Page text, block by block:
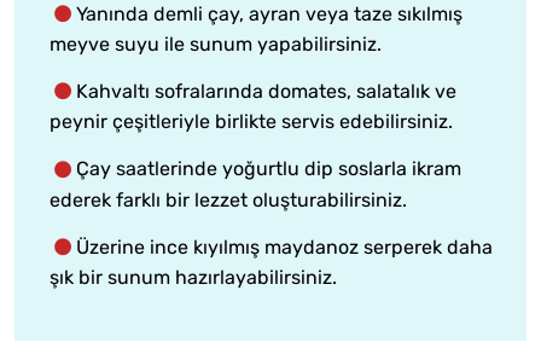
Yanında demli çay, ayran veya taze sıkılmış
meyve suyu ile sunum yapabilirsiniz.
Kahvaltı sofralarında domates, salatalık ve
peynir çeşitleriyle birlikte servis edebilirsiniz.
Çay saatlerinde yoğurtlu dip soslarla ikram
ederek farklı bir lezzet oluşturabilirsiniz.
Üzerine ince kıyılmış maydanoz serperek daha
şık bir sunum hazırlayabilirsiniz.